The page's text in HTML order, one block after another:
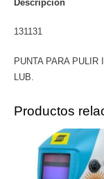
Y
cantidad
Descripción
131131
PUNTA PARA
LUB.
Productos